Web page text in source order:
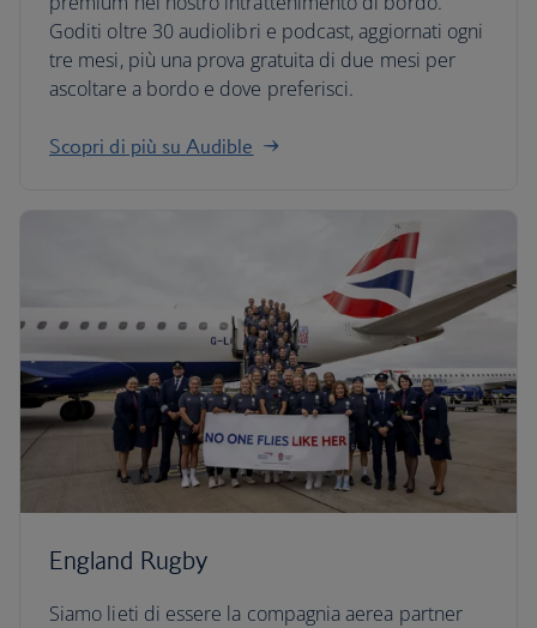
Goditi oltre 30 audiolibri e podcast, aggiornati ogni
tre mesi, più una prova gratuita di due mesi per
ascoltare a bordo e dove preferisci.
Scopri di più su Audible
England Rugby
Siamo lieti di essere la compagnia aerea partner